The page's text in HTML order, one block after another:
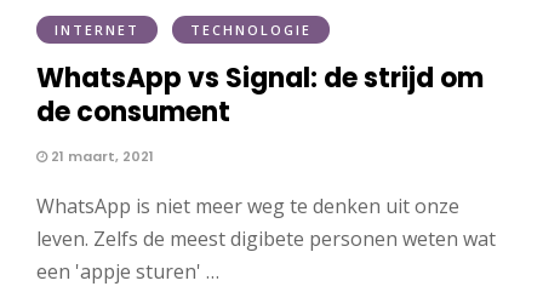
INTERNET TECHNOLOGIE
WhatsApp vs Signal: de strijd om
de consument
21 maart, 2021
WhatsApp is niet meer weg te denken uit onze
leven. Zelfs de meest digibete personen weten wat
een 'appje sturen' …